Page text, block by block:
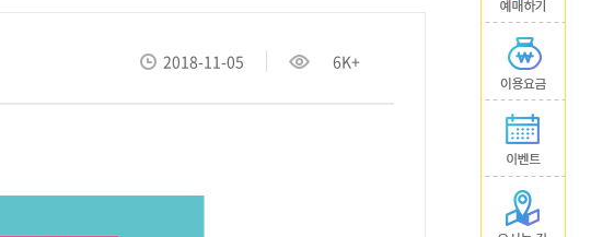
2018-11-05 6K+